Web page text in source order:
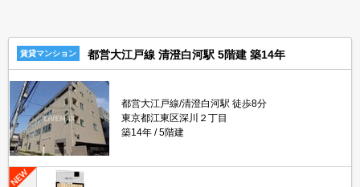
賃貸マンション 都営大江戸線 清澄白河駅 5階建 築14年
都営大江戸線/清澄白河駅 徒歩8分
東京都江東区深川２丁目
築14年
5階建